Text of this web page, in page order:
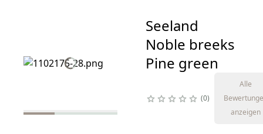
Seeland
Noble breeks
Pine green
0
Alle
anzeigen